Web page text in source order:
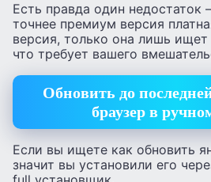
Есть правда один недостаток
точнее премиум версия
версия, только она лишь
что требует вашего
Обновить до
браузер в
Если вы ищете как обновить
значит вы установили его